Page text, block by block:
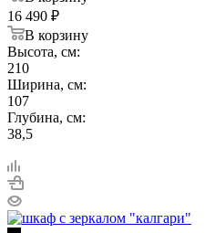
16 490 ₽
В корзину
Высота, см:
210
Ширина, см:
107
Глубина, см:
38,5